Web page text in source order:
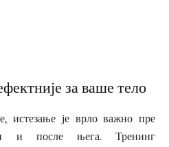
за ваше тело
истезање је врло важно пре
и после њега. Тренинг